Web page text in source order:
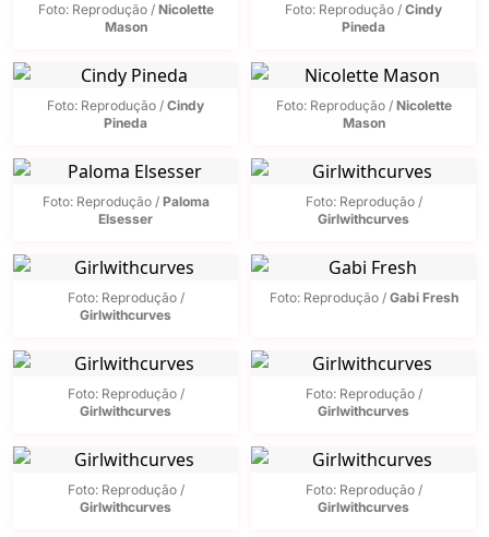
Foto: Reprodução / Nicolette
Mason
Foto: Reprodução / Cindy
Pineda
Foto: Reprodução / Cindy
Pineda
Foto: Reprodução / Nicolette
Mason
Foto: Reprodução / Paloma
Elsesser
Foto: Reprodução /
Girlwithcurves
Foto: Reprodução /
Girlwithcurves
Foto: Reprodução / Gabi Fresh
Foto: Reprodução /
Girlwithcurves
Foto: Reprodução /
Girlwithcurves
Foto: Reprodução /
Girlwithcurves
Foto: Reprodução /
Girlwithcurves